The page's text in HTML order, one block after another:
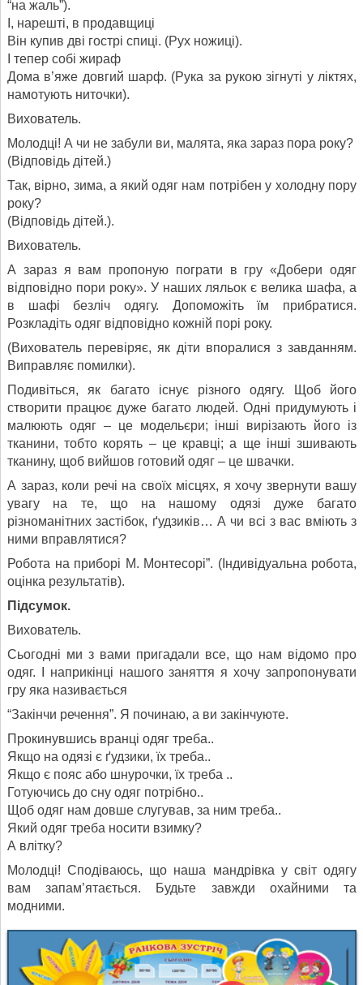
“на жаль”).
І, нарешті, в продавщиці
Він купив дві гострі спиці. (Рух ножиці).
І тепер собі жираф
Дома в’яже довгий шарф. (Рука за рукою зігнуті у ліктях,
намотують ниточки).
Вихователь.
Молодці! А чи не забули ви, малята, яка зараз пора року?
(Відповідь дітей.)
Так, вірно, зима, а який одяг нам потрібен у холодну пору
року?
(Відповідь дітей.).
Вихователь.
А зараз я вам пропоную пограти в гру «Добери одяг
відповідно пори року». У наших ляльок є велика шафа, а
в шафі безліч одягу. Допоможіть їм прибратися.
Розкладіть одяг відповідно кожній порі року.
(Вихователь перевіряє, як діти впоралися з завданням.
Виправляє помилки).
Подивіться, як багато існує різного одягу. Щоб його
створити працює дуже багато людей. Одні придумують і
малюють одяг – це модельєри; інші вирізають його із
тканини, тобто корять – це кравці; а ще інші зшивають
тканину, щоб вийшов готовий одяг – це швачки.
А зараз, коли речі на своїх місцях, я хочу звернути вашу
увагу на те, що на нашому одязі дуже багато
різноманітних застібок, ґудзиків… А чи всі з вас вміють з
ними вправлятися?
Робота на приборі М. Монтесорі”. (Індивідуальна робота,
оцінка результатів).
Підсумок.
Вихователь.
Сьогодні ми з вами пригадали все, що нам відомо про
одяг. І наприкінці нашого заняття я хочу запропонувати
гру яка називається
“Закінчи речення”. Я починаю, а ви закінчуюте.
Прокинувшись вранці одяг треба..
Якщо на одязі є ґудзики, їх треба..
Якщо є пояс або шнурочки, їх треба ..
Готуючись до сну одяг потрібно..
Щоб одяг нам довше слугував, за ним треба..
Який одяг треба носити взимку?
А влітку?
Молодці! Сподіваюсь, що наша мандрівка у світ одягу
вам запам’ятається. Будьте завжди охайними та
модними.